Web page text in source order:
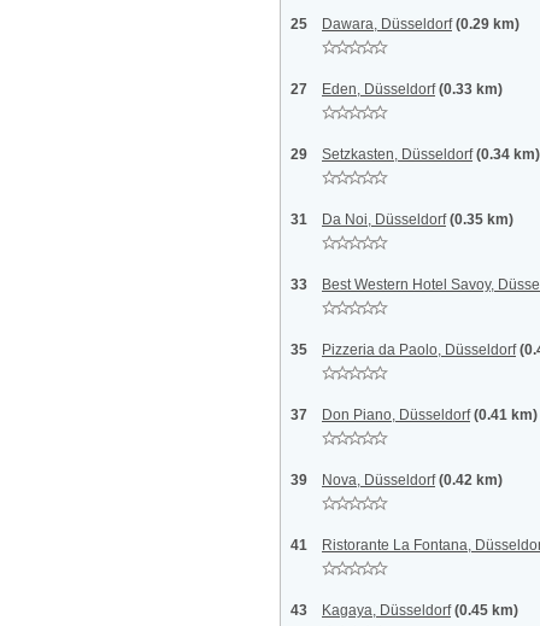
25 Dawara, Düsseldorf (0.29 km)
27 Eden, Düsseldorf (0.33 km)
29 Setzkasten, Düsseldorf (0.34 km)
31 Da Noi, Düsseldorf (0.35 km)
33 Best Western Hotel Savoy,
35 Pizzeria da Paolo, Düsseldorf
37 Don Piano, Düsseldorf (0.41 km)
39 Nova, Düsseldorf (0.42 km)
41 Ristorante La Fontana,
43 Kagaya, Düsseldorf (0.45 km)